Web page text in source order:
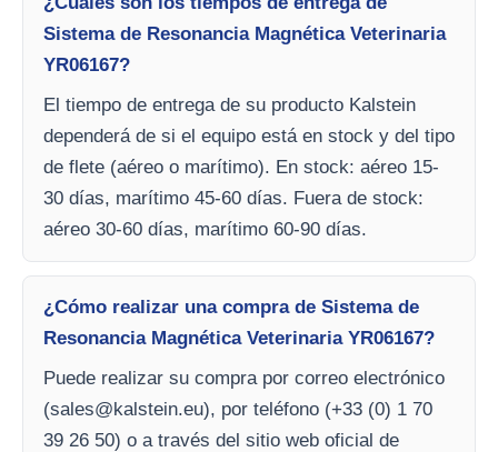
Sistema de Resonancia Magnética Veterinaria
YR06167?
El tiempo de entrega de su producto Kalstein
dependerá de si el equipo está en stock y del tipo
de flete (aéreo o marítimo). En stock: aéreo 15-
30 días, marítimo 45-60 días. Fuera de stock:
aéreo 30-60 días, marítimo 60-90 días.
¿Cómo realizar una compra de Sistema de
Resonancia Magnética Veterinaria YR06167?
Puede realizar su compra por correo electrónico
(sales@kalstein.eu), por teléfono (+33 (0) 1 70
39 26 50) o a través del sitio web oficial de